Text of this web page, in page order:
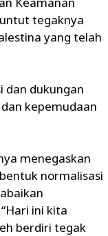
tegaknya
yang telah
dan dukungan
kepemudaan
menegaskan
normalisasi
ini kita
berdiri tegak